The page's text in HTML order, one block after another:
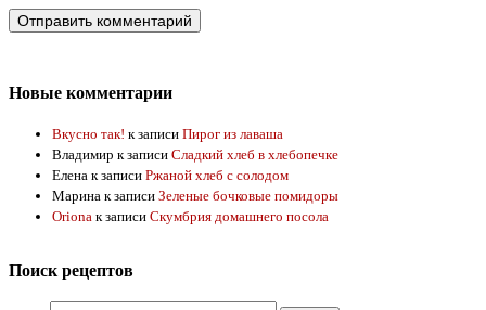
Новые комментарии
Вкусно так! к записи Пирог из лаваша
Владимир к записи Сладкий хлеб в хлебопечке
Елена к записи Ржаной хлеб с солодом
Марина к записи Зеленые бочковые помидоры
Oriona к записи Скумбрия домашнего посола
Поиск рецептов